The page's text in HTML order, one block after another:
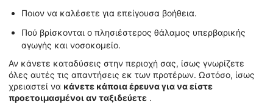
Ποιον να καλέσετε για επείγουσα βοήθεια.
Πού βρίσκονται ο πλησιέστερος θάλαμος υπερβαρικής
αγωγής και νοσοκομείο.
Αν κάνετε καταδύσεις στην περιοχή σας, ίσως γνωρίζετε
όλες αυτές τις απαντήσεις εκ των προτέρων. Ωστόσο, ίσως
χρειαστεί να κάνετε κάποια έρευνα για να είστε
προετοιμασμένοι αν ταξιδεύετε .